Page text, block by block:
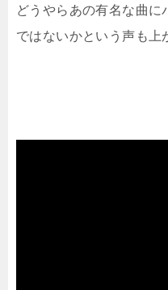
どうやらあの有名な曲
ではないかという声も上